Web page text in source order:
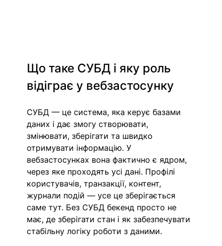
Що таке СУБД і яку роль
відіграє у вебзастосунку
СУБД — це система, яка керує базами
даних і дає змогу створювати,
змінювати, зберігати та швидко
отримувати інформацію. У
вебзастосунках вона фактично є ядром,
через яке проходять усі дані. Профілі
користувачів, транзакції, контент,
журнали подій — усе це зберігається
саме тут. Без СУБД бекенд просто не
має, де зберігати стан і як забезпечувати
стабільну логіку роботи з даними.